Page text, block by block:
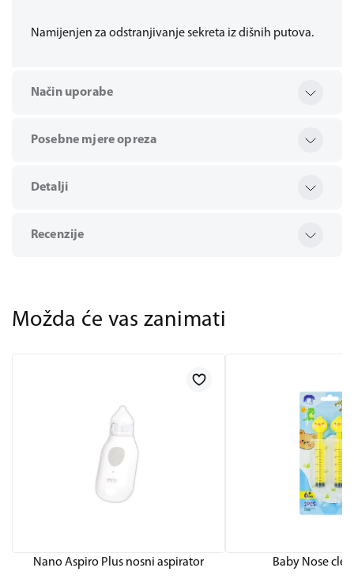
Namijenjen za odstranjivanje sekreta iz dišnih putova.
Način uporabe
Posebne mjere opreza
Detalji
Recenzije
Možda će vas zanimati
Nano Aspiro Plus nosni aspirator Baby Nose